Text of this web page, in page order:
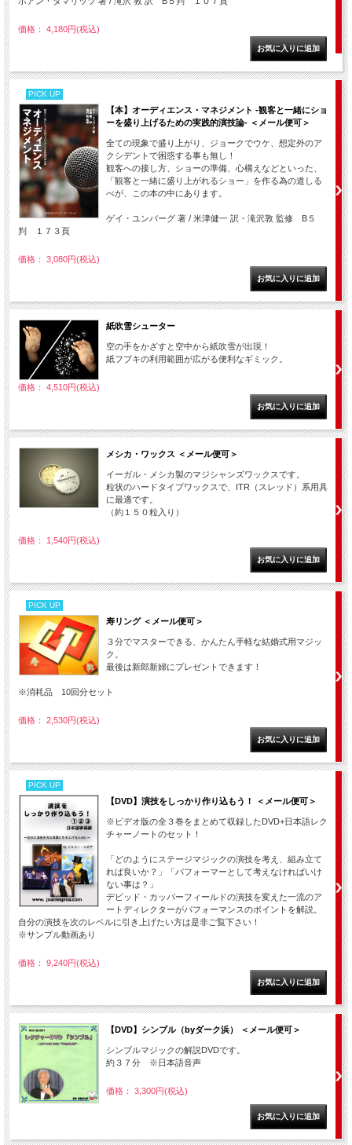
価格： 4,180円(税込)
PICK UP
【本】オーディエンス・マネジメント -観客と一緒にショ
ーを盛り上げるための実践的演技論- ＜メール便可＞
全ての現象で盛り上がり、ジョークでウケ、想定外のア
クシデントで困惑する事も無し！
観客への接し方、ショーの準備、心構えなどといった、
「観客と一緒に盛り上がれるショー」を作る為の道しる
べが、この本の中にあります。
ゲイ・ユンバーグ 著 / 米津健一 訳・滝沢敦 監修 B５
判 １７３頁
価格： 3,080円(税込)
紙吹雪シューター
空の手をかざすと空中から紙吹雪が出現！
紙フブキの利用範囲が広がる便利なギミック。
価格： 4,510円(税込)
メシカ・ワックス ＜メール便可＞
イーガル・メシカ製のマジシャンズワックスです。
粒状のハードタイプワックスで、ITR（スレッド）系用具
に最適です。
（約１５０粒入り）
価格： 1,540円(税込)
PICK UP
寿リング ＜メール便可＞
３分でマスターできる、かんたん手軽な結婚式用マジッ
ク。
最後は新郎新婦にプレゼントできます！
※消耗品 10回分セット
価格： 2,530円(税込)
PICK UP
【DVD】演技をしっかり作り込もう！ ＜メール便可＞
※ビデオ版の全３巻をまとめて収録したDVD+日本語レク
チャーノートのセット！
「どのようにステージマジックの演技を考え、組み立て
れば良いか？」「パフォーマーとして考えなければいけ
ない事は？」
デビッド・カッパーフィールドの演技を変えた一流のア
ートディレクターがパフォーマンスのポイントを解説。
自分の演技を次のレベルに引き上げたい方は是非ご覧下さい！
※サンプル動画あり
価格： 9,240円(税込)
【DVD】シンブル（byダーク浜） ＜メール便可＞
シンブルマジックの解説DVDです。
約３７分 ※日本語音声
価格： 3,300円(税込)